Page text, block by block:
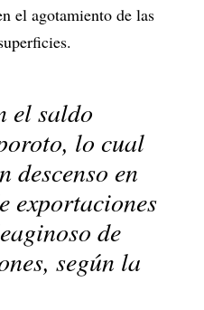
el agotamiento de las
el saldo
lo cual
descenso en
exportaciones
de
según la